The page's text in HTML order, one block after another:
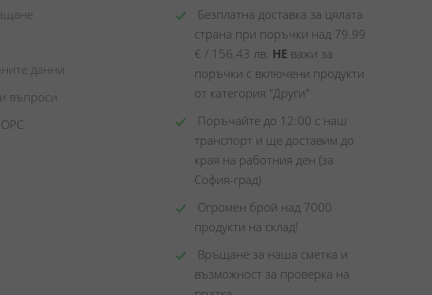
данни
въпроси
Безплатна доставка за цялата
страна при поръчки над 79.99
€ / 156.43 лв. НЕ важи за
поръчки с включени продукти
от категория "Други"
Поръчайте до 12:00 с наш
транспорт и ще доставим до
края на работния ден (за
София-град)
Огромен брой над 7000
продукти на склад!
Връщане за наша сметка и
възможност за проверка на